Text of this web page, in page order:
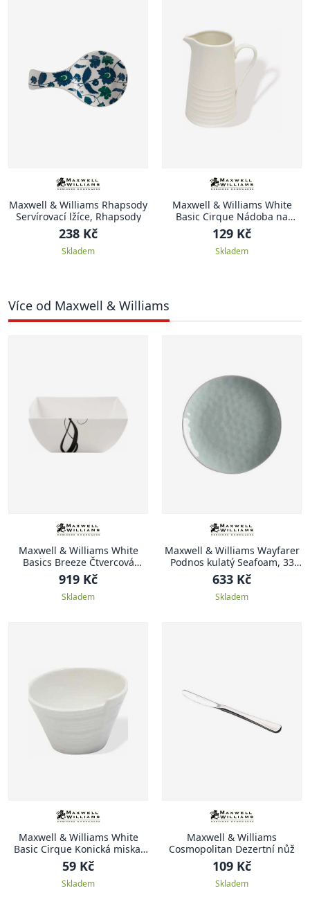
Maxwell & Williams Rhapsody
Servírovací lžíce, Rhapsody
238 Kč
Skladem
Maxwell & Williams White
Basic Cirque Nádoba na
smetanu, 150 ml
129 Kč
Skladem
Více od Maxwell & Williams
Maxwell & Williams White
Basics Breeze Čtvercová
miska 24 x 24 cm
919 Kč
Skladem
Maxwell & Williams Wayfarer
Podnos kulatý Seafoam, 33
cm
633 Kč
Skladem
Maxwell & Williams White
Basic Cirque Konická miska,
5.5 cm
59 Kč
Skladem
Maxwell & Williams
Cosmopolitan Dezertní nůž
109 Kč
Skladem